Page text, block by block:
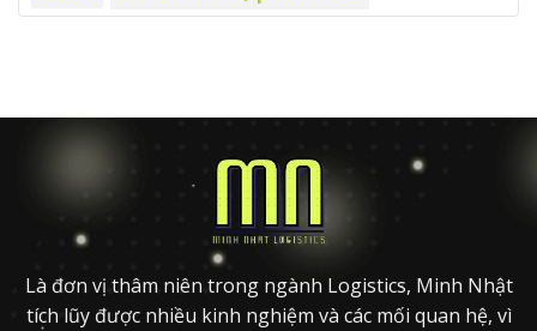
Là đơn vị thâm niên trong ngành Logistics, Minh Nhật
tích lũy được nhiều kinh nghiệm và các mối quan hệ, vì